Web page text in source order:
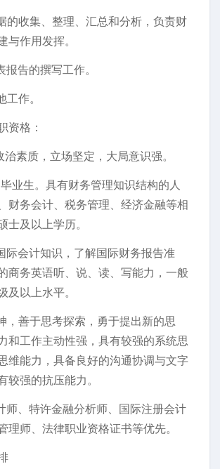
的收集、整理、汇总和分析，负责财
与作用发挥。
告的撰写工作。
作。
资格：
治素质，立场坚定，大局意识强。
业生。具有财务管理知识结构的人
财务会计、税务管理、经济金融等相
士及以上学历。
际会计知识，了解国际财务报告准
商务英语听、说、读、写能力，一般
及以上水平。
，善于思考探索，勇于提出新的思
和工作主动性强，具有较强的系统思
维能力，具备良好的沟通协调与文字
较强的抗压能力。
师、特许金融分析师、国际注册会计
理师、法律职业资格证书等优先。